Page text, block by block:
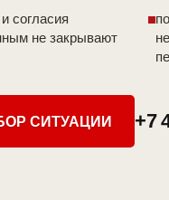
согласия
не закрывают
СИТУАЦИИ +7